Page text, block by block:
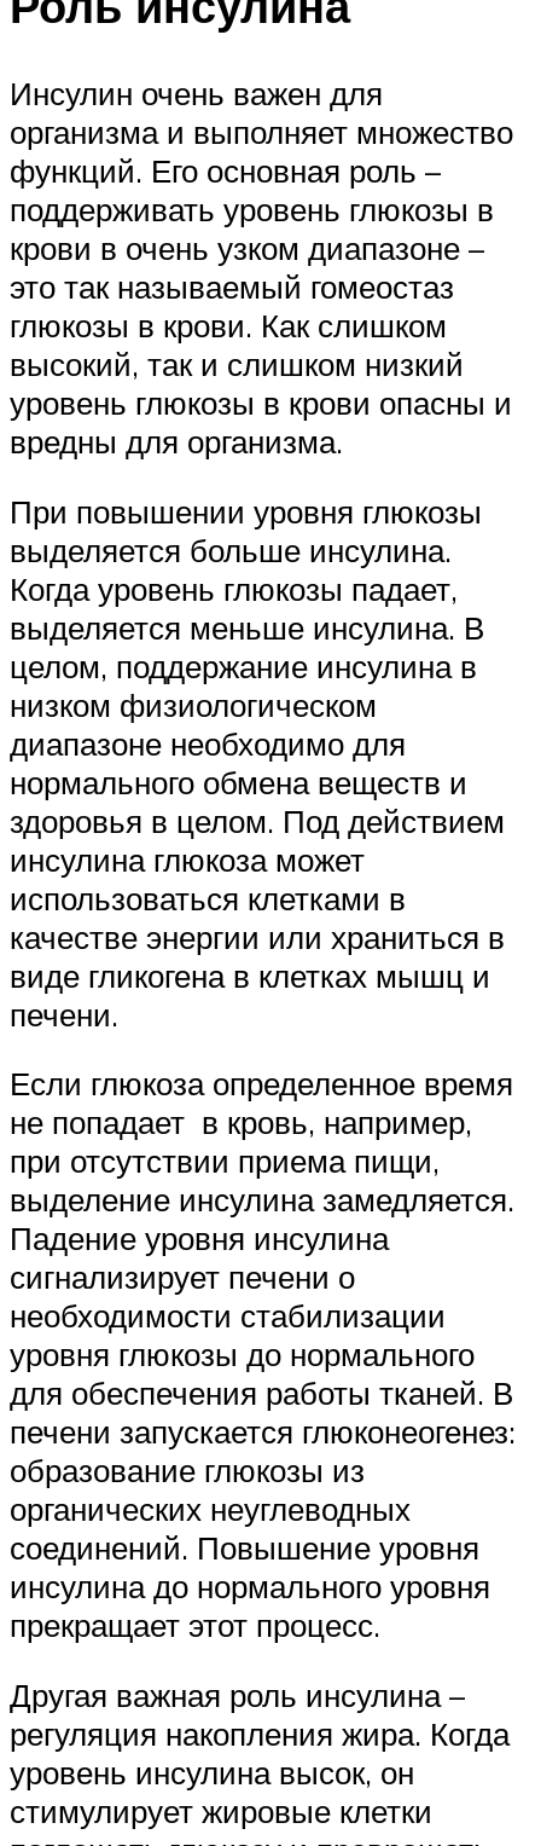
Инсулин очень важен для
организма и выполняет множество
функций. Его основная роль –
поддерживать уровень глюкозы в
крови в очень узком диапазоне –
это так называемый гомеостаз
глюкозы в крови. Как слишком
высокий, так и слишком низкий
уровень глюкозы в крови опасны и
вредны для организма.
При повышении уровня глюкозы
выделяется больше инсулина.
Когда уровень глюкозы падает,
выделяется меньше инсулина. В
целом, поддержание инсулина в
низком физиологическом
диапазоне необходимо для
нормального обмена веществ и
здоровья в целом. Под действием
инсулина глюкоза может
использоваться клетками в
качестве энергии или храниться в
виде гликогена в клетках мышц и
печени.
Если глюкоза определенное время
не попадает в кровь, например,
при отсутствии приема пищи,
выделение инсулина замедляется.
Падение уровня инсулина
сигнализирует печени о
необходимости стабилизации
уровня глюкозы до нормального
для обеспечения работы тканей. В
печени запускается глюконеогенез:
образование глюкозы из
органических неуглеводных
соединений. Повышение уровня
инсулина до нормального уровня
прекращает этот процесс.
Другая важная роль инсулина –
регуляция накопления жира. Когда
уровень инсулина высок, он
стимулирует жировые клетки